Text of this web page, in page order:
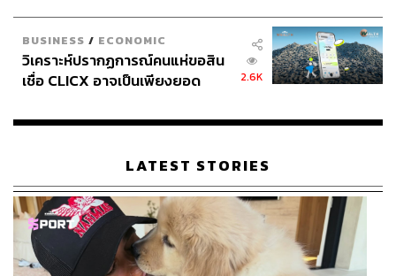
BUSINESS / ECONOMIC
วิเคราะห์ปรากฏการณ์คนแห่ขอสิน
เชื่อ CLICX อาจเป็นเพียงยอด
เรือนไทยที่ถูกซุกไว้
2.6K
LATEST STORIES